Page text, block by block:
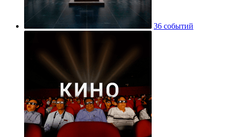
36 событий